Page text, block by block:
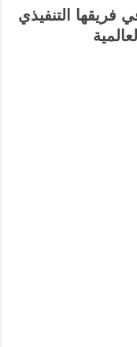
فريقها التنفيذي